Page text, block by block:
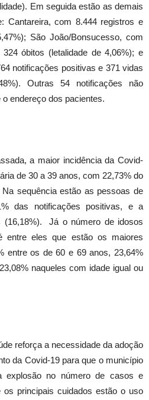
Em seguida estão as demais
Cantareira, com 8.444 registros e
São João/Bonsucesso, com
óbitos (letalidade de 4,06%); e
notificações positivas e 371 vidas
Outras 54 notificações não
endereço dos pacientes.
a maior incidência da Covid-
de 30 a 39 anos, com 22,73% do
sequência estão as pessoas de
das notificações positivas, e a
(16,18%). Já o número de idosos
entre eles que estão os maiores
entre os de 60 e 69 anos, 23,64%
naqueles com idade igual ou
reforça a necessidade da adoção
da Covid-19 para que o município
explosão no número de casos e
os principais cuidados estão o uso